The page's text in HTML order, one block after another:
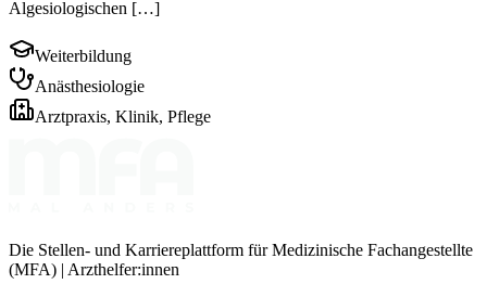
Algesiologischen […]
Weiterbildung
Anästhesiologie
Arztpraxis, Klinik, Pflege
Die Stellen- und Karriereplattform für Medizinische Fachangestellte
(MFA) | Arzthelfer:innen